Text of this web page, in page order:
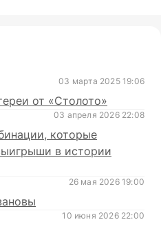
03 марта 2025 19:06
от «Столото»
03 апреля 2026 22:08
которые
в истории
26 мая 2026 19:00
10 июня 2026 22:00